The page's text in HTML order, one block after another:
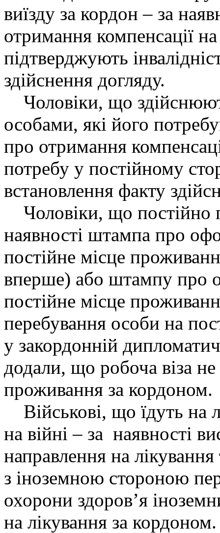
виїзду за кордон – за
отримання компенсації
підтверджують
здійснення догляду.
Чоловіки, що
особами, які його
про отримання
потребу у постійному
встановлення факту
Чоловіки, що постійно
наявності штампа про
постійне місце
вперше) або штампу про
постійне місце
перебування особи на
у закордонній
додали, що робоча віза
проживання за кордоном.
Військові, що їдуть на
на війні – за наявності
направлення на
з іноземною стороною
охорони здоров’я
на лікування за кордоном.